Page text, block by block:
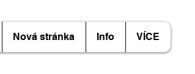
Nová stránka Info VÍCE